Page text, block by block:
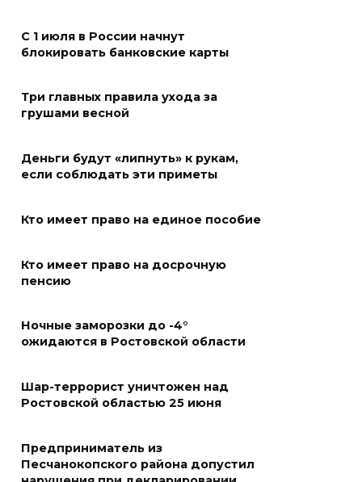
Судьба аварийного особняка
в донской столице
«Метеор» «Андрей Байков»
07 августа 2026 18:25
07 августа 2026 17:48
На Дону обсудили
взаимодействие участников
период ЕДГ-2026
В Ростове доходный дом
Садовой, 94, обследуют
специалисты
С 1 июля в России начнут
блокировать банковские карты
Три главных правила ухода за
грушами весной
Деньги будут «липнуть» к рукам,
если соблюдать эти приметы
Кто имеет право на единое пособие
Кто имеет право на досрочную
пенсию
Ночные заморозки до -4°
ожидаются в Ростовской области
Шар-террорист уничтожен над
Ростовской областью 25 июня
Предприниматель из
Песчанокопского района допустил